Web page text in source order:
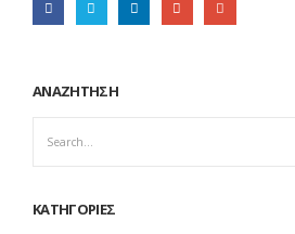
ΑΝΑΖΗΤΗΣΗ
ΚΑΤΗΓΟΡΙΕΣ